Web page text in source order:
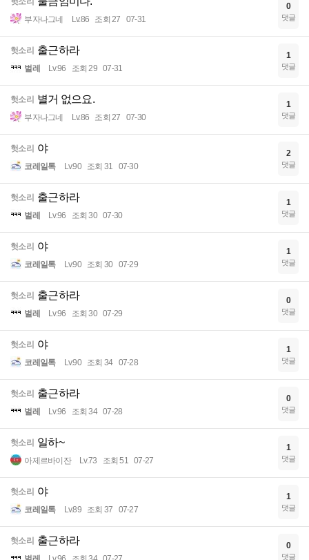
부자나그네 Lv.86 조회 27 07-31
0
댓글
헛소리 출근하라
벌레 Lv.96 조회 29 07-31
1
댓글
헛소리 별거 없으요.
부자나그네 Lv.86 조회 27 07-30
1
댓글
헛소리 야
코레일톡 Lv.90 조회 31 07-30
2
댓글
헛소리 출근하라
벌레 Lv.96 조회 30 07-30
1
댓글
헛소리 야
코레일톡 Lv.90 조회 30 07-29
1
댓글
헛소리 출근하라
벌레 Lv.96 조회 30 07-29
0
댓글
헛소리 야
코레일톡 Lv.90 조회 34 07-28
1
댓글
헛소리 출근하라
벌레 Lv.96 조회 34 07-28
0
댓글
헛소리 일하~
아제르바이잔 Lv.73 조회 51 07-27
1
댓글
헛소리 야
코레일톡 Lv.89 조회 37 07-27
1
댓글
헛소리 출근하라 0
댓글